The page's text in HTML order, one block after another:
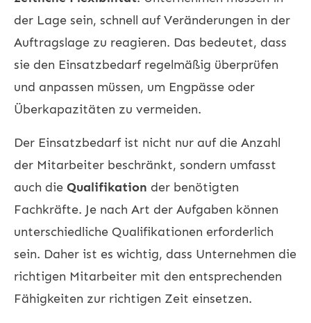
der Lage sein, schnell auf Veränderungen in der
Auftragslage zu reagieren. Das bedeutet, dass
sie den Einsatzbedarf regelmäßig überprüfen
und anpassen müssen, um Engpässe oder
Überkapazitäten zu vermeiden.
Der Einsatzbedarf ist nicht nur auf die Anzahl
der Mitarbeiter beschränkt, sondern umfasst
auch die Qualifikation der benötigten
Fachkräfte. Je nach Art der Aufgaben können
unterschiedliche Qualifikationen erforderlich
sein. Daher ist es wichtig, dass Unternehmen die
richtigen Mitarbeiter mit den entsprechenden
Fähigkeiten zur richtigen Zeit einsetzen.